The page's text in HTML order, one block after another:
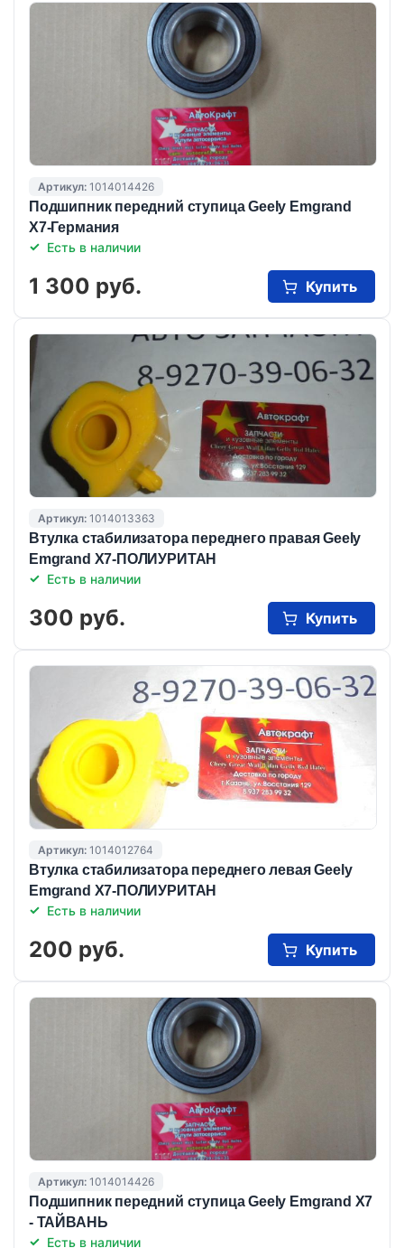
Артикул: 1014014426
Подшипник передний ступица Geely Emgrand
X7-Германия
Есть в наличии
1 300 руб. Купить
Артикул: 1014013363
Втулка стабилизатора переднего правая Geely
Emgrand X7-ПОЛИУРИТАН
Есть в наличии
300 руб. Купить
Артикул: 1014012764
Втулка стабилизатора переднего левая Geely
Emgrand X7-ПОЛИУРИТАН
Есть в наличии
200 руб. Купить
Артикул: 1014014426
Подшипник передний ступица Geely Emgrand X7
- ТАЙВАНЬ
Есть в наличии